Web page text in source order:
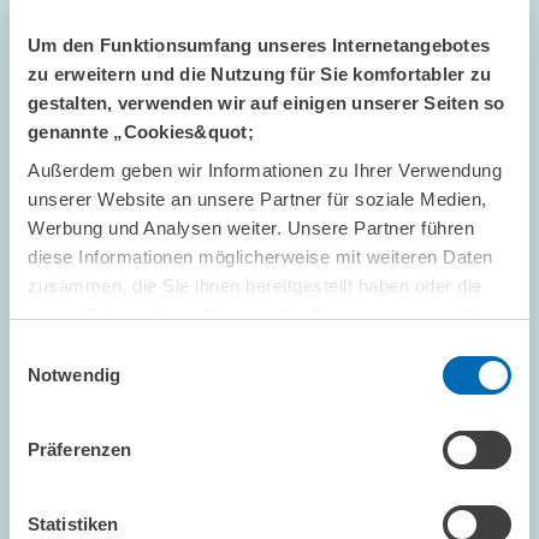
Um den Funktionsumfang unseres Internetangebotes
zu erweitern und die Nutzung für Sie komfortabler zu
gestalten, verwenden wir auf einigen unserer Seiten so
genannte „Cookies&quot;
Außerdem geben wir Informationen zu Ihrer Verwendung
unserer Website an unsere Partner für soziale Medien,
Werbung und Analysen weiter. Unsere Partner führen
diese Informationen möglicherweise mit weiteren Daten
zusammen, die Sie ihnen bereitgestellt haben oder die
sie im Rahmen Ihrer Nutzung der Dienste gesammelt
Notwendig
Präferenzen
Statistiken
TERMINE UND NACHRICHTEN // 05.01.2017
ZEW startet mit ASSA-Teilnahme ins Jahr
2017
ZENTRALE DIENSTLEISTUNGEN
Wie lässt sich die Nord-Süd-Stromtrasse